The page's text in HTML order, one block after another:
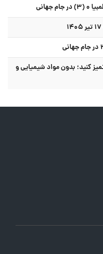
ترفند ۵ دقیقه‌ای تمیز کنید؛ بدون مواد شیمیایی و